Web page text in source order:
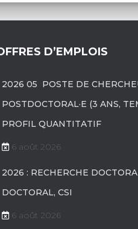
D’EMPLOIS
2026 05 POSTE DE
POSTDOCTORAL·E (3 ANS,
PROFIL QUANTITATIF
6 août 2026
2026 : RECHERCHE
DOCTORAL, CSI
6 août 2026